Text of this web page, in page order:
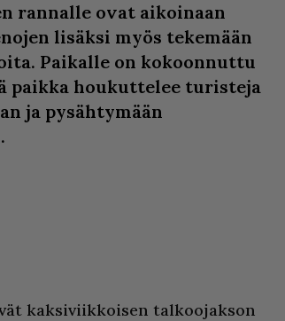
rannalle ovat aikoinaan
lisäksi myös tekemään
Paikalle on kokoonnuttu
paikka houkuttelee turisteja
ja pysähtymään
kaksiviikkoisen talkoojakson